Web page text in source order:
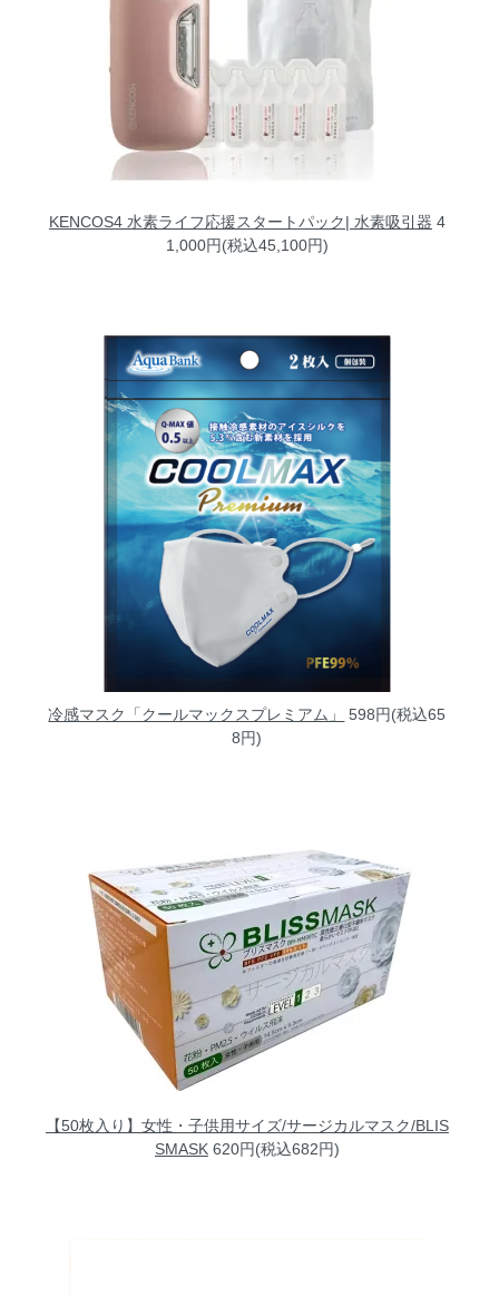
KENCOS4 水素ライフ応援スタートパック| 水素吸引器 4
1,000円(税込45,100円)
冷感マスク「クールマックスプレミアム」
598円(税込65
8円)
【50枚入り】女性・子供用サイズ/サージカルマスク/BLIS
SMASK620円(税込682円)